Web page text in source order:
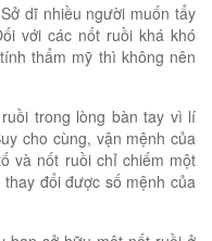
dĩ nhiều người muốn tẩy
với các nốt ruồi khá khó
thẩm mỹ thì không nên
trong lòng bàn tay vì lí
cho cùng, vận mệnh của
và nốt ruồi chỉ chiếm một
đổi được số mệnh của